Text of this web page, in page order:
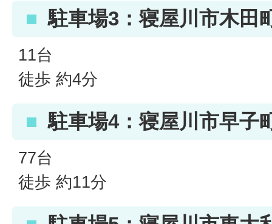
駐車場3：寝屋川市木田
11台
徒歩 約4分
駐車場4：寝屋川市早子
77台
徒歩 約11分